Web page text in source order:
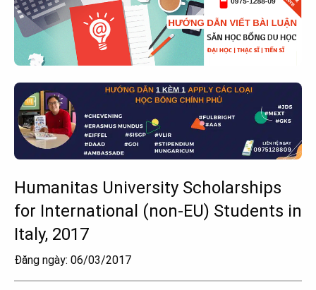
Humanitas University Scholarships
for International (non-EU) Students in
Italy, 2017
Đăng ngày: 06/03/2017